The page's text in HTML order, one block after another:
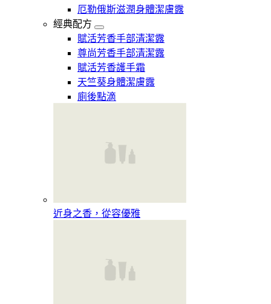
厄勒俄斯滋潤身體潔膚露
經典配方
賦活芳香手部清潔露
尊尚芳香手部清潔露
賦活芳香護手霜
天竺葵身體潔膚露
廁後點滴
近身之香，從容優雅